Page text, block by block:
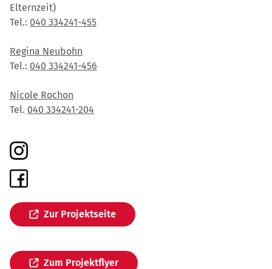
Elternzeit)
Tel.: 040 334241-455
Regina Neubohn
Tel.: 040 334241-456
Nicole Rochon
Tel. 040 334241-204
Zur Projektseite
Zum Projektflyer